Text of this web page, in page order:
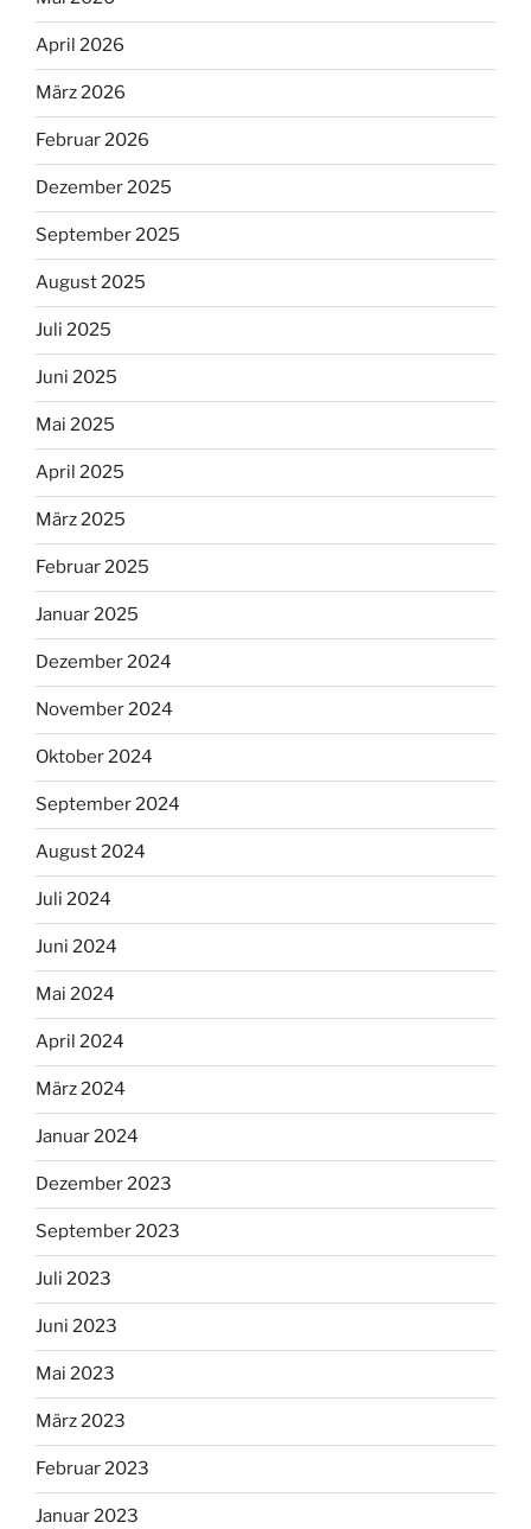
April 2026
März 2026
Februar 2026
Dezember 2025
September 2025
August 2025
Juli 2025
Juni 2025
Mai 2025
April 2025
März 2025
Februar 2025
Januar 2025
Dezember 2024
November 2024
Oktober 2024
September 2024
August 2024
Juli 2024
Juni 2024
Mai 2024
April 2024
März 2024
Januar 2024
Dezember 2023
September 2023
Juli 2023
Juni 2023
Mai 2023
März 2023
Februar 2023
Januar 2023